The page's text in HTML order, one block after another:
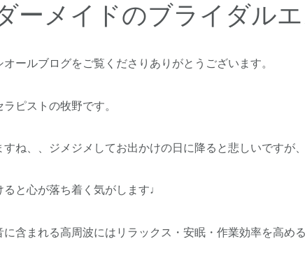
ーメイドのブライダル
ールブログをご覧くださりありがとうございます。
ピストの牧野です。
ね、、ジメジメしてお出かけの日に降ると悲しいですが、
と心が落ち着く気がします♩
に含まれる高周波にはリラックス・安眠・作業効率を高め